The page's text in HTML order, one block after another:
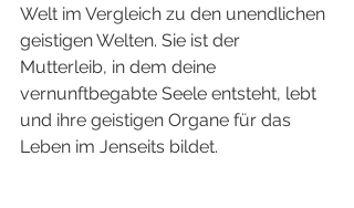
Welt im Vergleich zu den unendlichen
geistigen Welten. Sie ist der
Mutterleib, in dem deine
vernunftbegabte Seele entsteht, lebt
und ihre geistigen Organe für das
Leben im Jenseits bildet.